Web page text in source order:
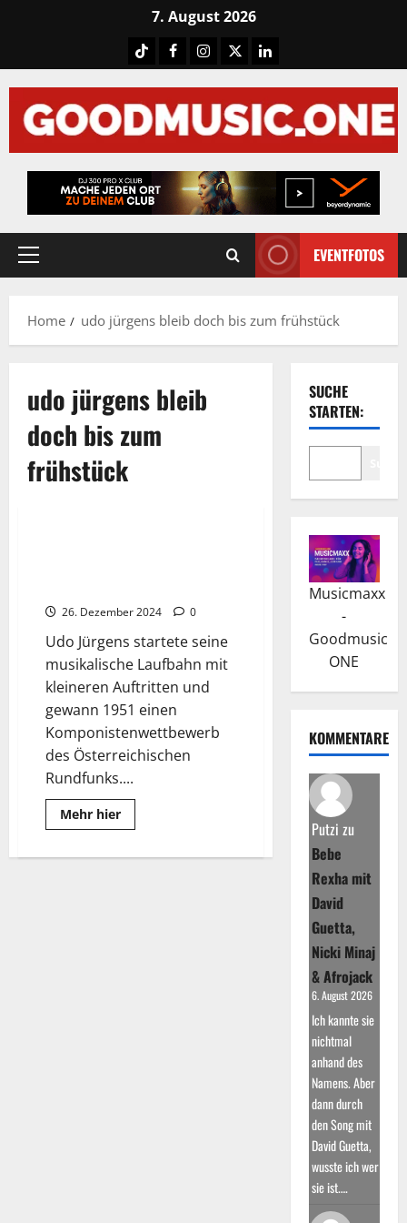
7. August 2026
TiktokFacebook
Instagram
X LinkedIN
Primary
EVENTFOTOS
Home udo jürgens bleib doch bis zum frühstück
udo jürgens bleib
doch bis zum
frühstück
26. Dezember 2024 0
Udo Jürgens startete seine
musikalische Laufbahn mit
kleineren Auftritten und
gewann 1951 einen
Komponistenwettbewerb
des Österreichischen
Rundfunks....
Mehr hierRead
more
Jürgens:
SUCHE
STARTEN:
Musicmaxx
-
Goodmusic
ONE
KOMMENTARE
Putzi zu
Bebe
Rexha mit
David
Guetta,
Nicki Minaj
& Afrojack
6. August 2026
Ich kannte sie
nichtmal
anhand des
Namens. Aber
dann durch
den Song mit
David Guetta,
wusste ich wer
sie ist.…